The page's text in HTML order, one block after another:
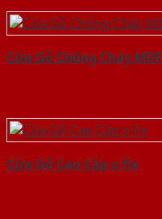
Cửa Gỗ Chống Cháy
Cửa Gỗ Cao Cấp o fix